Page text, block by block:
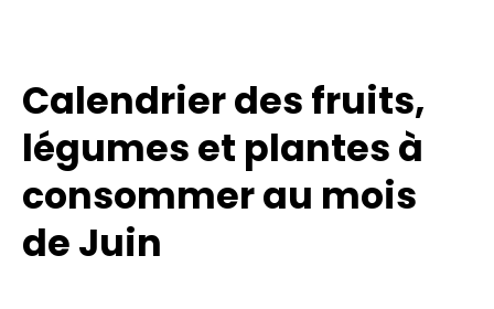
Calendrier des fruits,
légumes et plantes à
consommer au mois
de Juin